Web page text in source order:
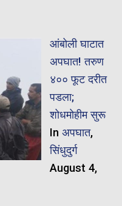
आंबोली घाटात
अपघात! तरुण
४०० फूट दरीत
पडला;
शोधमोहीम सुरू
In अपघात,
सिंधुदुर्ग
August 4,